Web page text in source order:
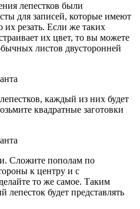
лепестков были
для записей, которые имеют
резать. Если же таких
их цвет, то вы можете
листов двусторонней
каждый из них будет
квадратные заготовки
Сложите пополам по
к центру и с
то же самое. Таким
лепесток будет представлять